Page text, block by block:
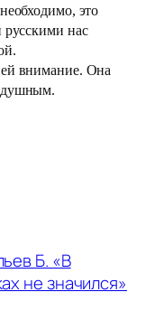
это
русскими нас
внимание. Она
Б. «В
не значился»